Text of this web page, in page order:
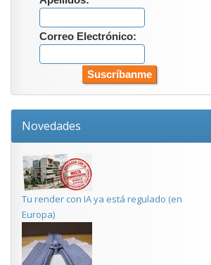
Correo Electrónico:
Novedades
Tu render con IA ya está regulado (en
Europa)